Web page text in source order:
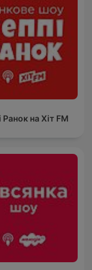
Ранок на Хіт FM